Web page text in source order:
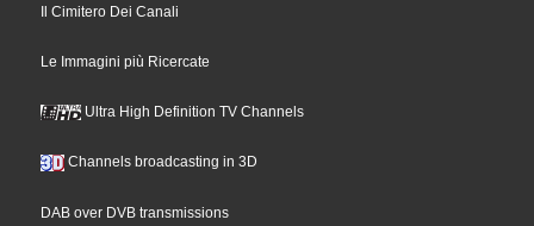
Il Cimitero Dei Canali
Le Immagini più Ricercate
Ultra High Definition TV Channels
Channels broadcasting in 3D
DAB over DVB transmissions